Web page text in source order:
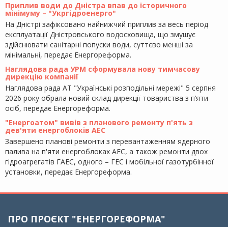
Приплив води до Дністра впав до історичного
мінімуму – "Укргідроенерго"
На Дністрі зафіксовано найнижчий приплив за весь період
експлуатації Дністровського водосховища, що змушує
здійснювати санітарні попуски води, суттєво менші за
мінімальні, передає Енергореформа.
Наглядова рада УРМ сформувала нову тимчасову
дирекцію компанії
Наглядова рада АТ "Українські розподільні мережі" 5 серпня
2026 року обрала новий склад дирекції товариства з п’яти
осіб, передає Енергореформа.
"Енергоатом" вивів з планового ремонту п'ять з
дев'яти енергоблоків АЕС
Завершено планові ремонти з перевантаженням ядерного
палива на п'яти енергоблоках АЕС, а також ремонти двох
гідроагрегатів ГАЕС, одного – ГЕС і мобільної газотурбінної
установки, передає Енергореформа.
ПРО ПРОЄКТ "ЕНЕРГОРЕФОРМА"